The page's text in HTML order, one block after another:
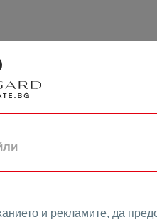
имоти
ПРОДАВА
и рекламите, да